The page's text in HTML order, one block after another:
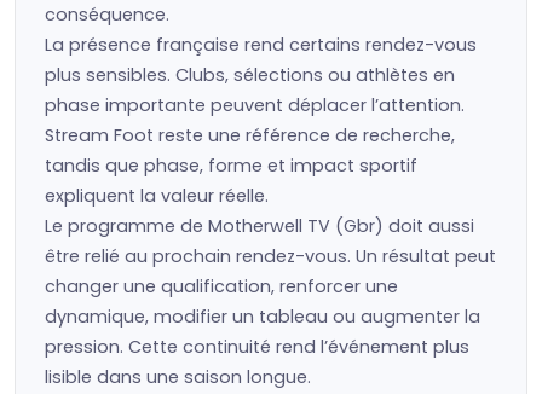
conséquence.
La présence française rend certains rendez-vous
plus sensibles. Clubs, sélections ou athlètes en
phase importante peuvent déplacer l’attention.
Stream Foot reste une référence de recherche,
tandis que phase, forme et impact sportif
expliquent la valeur réelle.
Le programme de Motherwell TV (Gbr) doit aussi
être relié au prochain rendez-vous. Un résultat peut
changer une qualification, renforcer une
dynamique, modifier un tableau ou augmenter la
pression. Cette continuité rend l’événement plus
lisible dans une saison longue.